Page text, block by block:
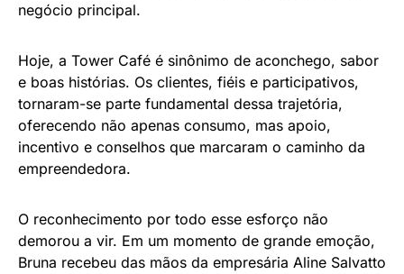
negócio principal.
Hoje, a Tower Café é sinônimo de aconchego, sabor
e boas histórias. Os clientes, fiéis e participativos,
tornaram-se parte fundamental dessa trajetória,
oferecendo não apenas consumo, mas apoio,
incentivo e conselhos que marcaram o caminho da
empreendedora.
O reconhecimento por todo esse esforço não
demorou a vir. Em um momento de grande emoção,
Bruna recebeu das mãos da empresária Aline Salvatto